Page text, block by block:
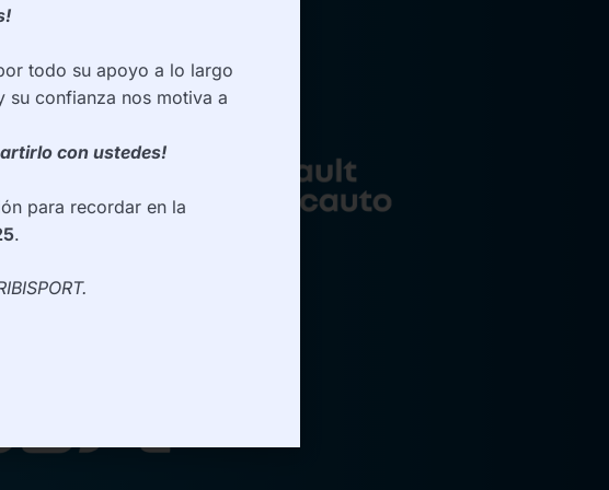
todo su apoyo a lo largo
su confianza nos motiva a
con ustedes!
para recordar en la
.